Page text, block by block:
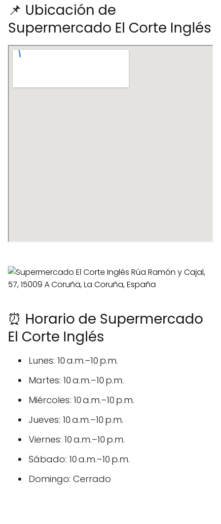
📌 Ubicación de
Supermercado El Corte Inglés
⏰ Horario de Supermercado
El Corte Inglés
Lunes: 10 a.m.–10 p.m.
Martes: 10 a.m.–10 p.m.
Miércoles: 10 a.m.–10 p.m.
Jueves: 10 a.m.–10 p.m.
Viernes: 10 a.m.–10 p.m.
Sábado: 10 a.m.–10 p.m.
Domingo: Cerrado